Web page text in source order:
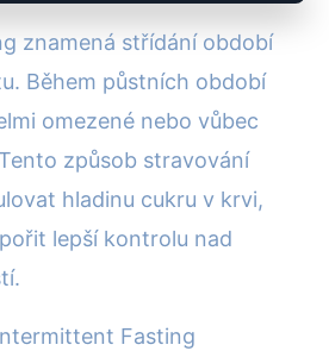
znamená střídání období
Během půstních období
omezené nebo vůbec
způsob stravování
hladinu cukru v krvi,
lepší kontrolu nad
Fasting